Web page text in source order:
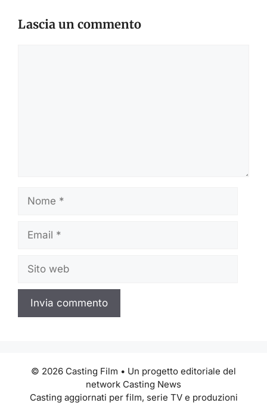
Lascia un commento
Nome
Email
Sito
web
© 2026 Casting Film • Un progetto editoriale del
network Casting News
Casting aggiornati per film, serie TV e produzioni